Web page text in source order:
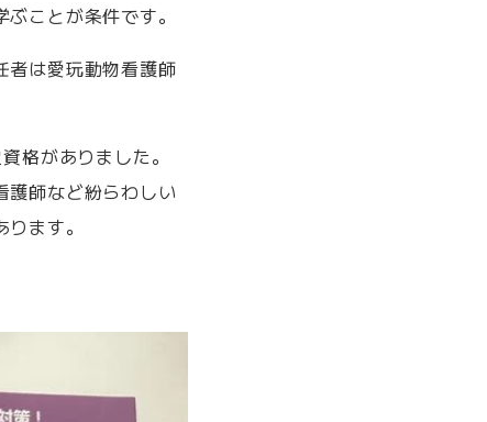
ことが条件です。
者は愛玩動物看護師
格がありました。
護師など紛らわしい
ます。